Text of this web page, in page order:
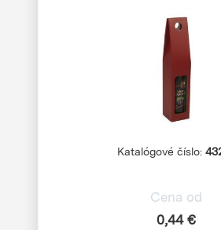
Katalógové číslo:
Cena od
0,44 €